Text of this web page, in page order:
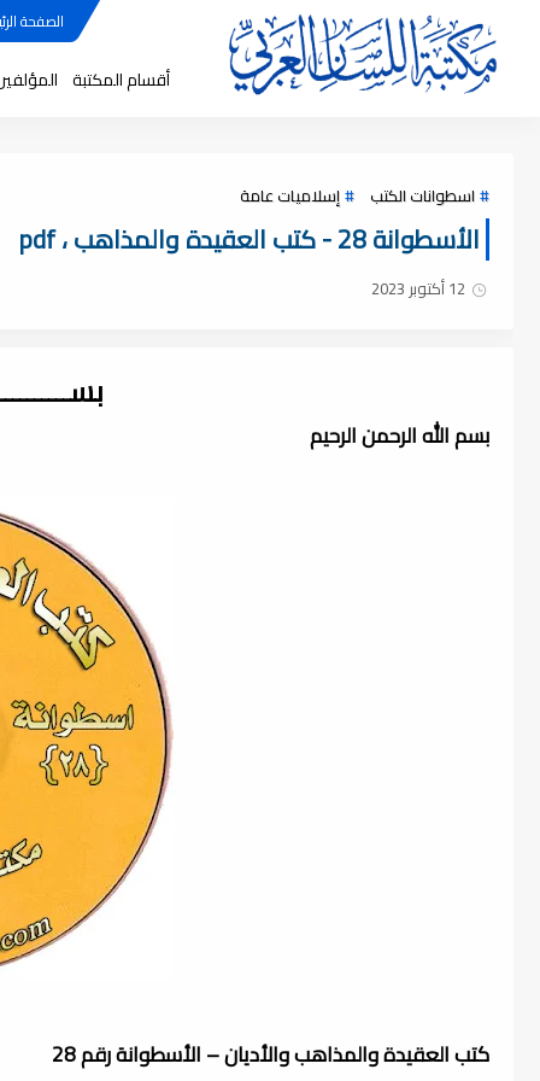
الصفحة
أقسام المكتبة
اسطوانات الكتب إسلاميات عامة
الأسطوانة 28 - كتب العقيدة والمذاهب ، pdf
12 أكتوبر 2023
بسم الله الرحمن الرحيم
كتب العقيدة والمذاهب والأديان – الأسطوانة رقم 28